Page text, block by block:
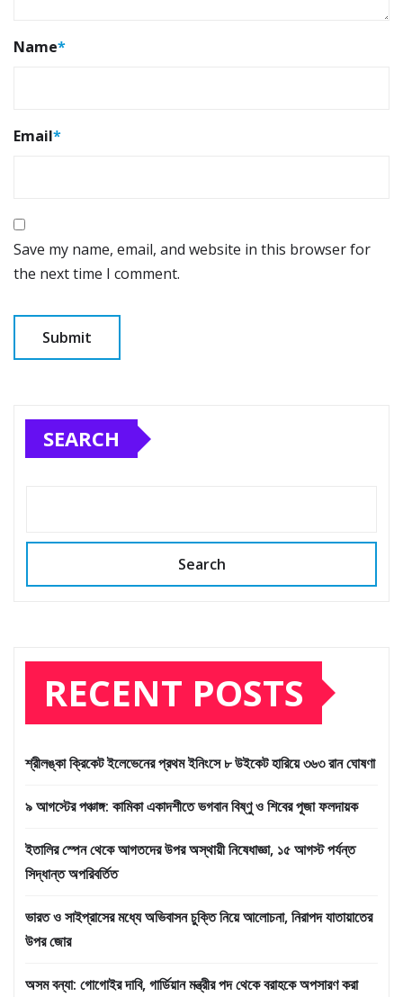
Name*
Email*
Save my name, email, and website in this browser for
the next time I comment.
SEARCH
Search
RECENT POSTS
শ্রীলঙ্কা ক্রিকেট ইলেভেনের প্রথম ইনিংসে ৮ উইকেট হারিয়ে ৩৬৩ রান ঘোষণা
৯ আগস্টের পঞ্চাঙ্গ: কামিকা একাদশীতে ভগবান বিষ্ণু ও শিবের পূজা ফলদায়ক
ইতালির স্পেন থেকে আগতদের উপর অস্থায়ী নিষেধাজ্ঞা, ১৫ আগস্ট পর্যন্ত
সিদ্ধান্ত অপরিবর্তিত
ভারত ও সাইপ্রাসের মধ্যে অভিবাসন চুক্তি নিয়ে আলোচনা, নিরাপদ যাতায়াতের
উপর জোর
অসম বন্যা: গোগোইর দাবি, গার্ডিয়ান মন্ত্রীর পদ থেকে বরাহকে অপসারণ করা